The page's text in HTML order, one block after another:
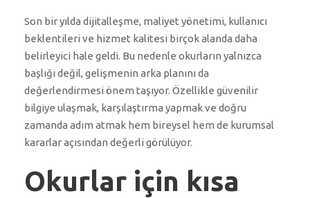
Son bir yılda dijitalleşme, maliyet yönetimi, kullanıcı
beklentileri ve hizmet kalitesi birçok alanda daha
belirleyici hale geldi. Bu nedenle okurların yalnızca
başlığı değil, gelişmenin arka planını da
değerlendirmesi önem taşıyor. Özellikle güvenilir
bilgiye ulaşmak, karşılaştırma yapmak ve doğru
zamanda adım atmak hem bireysel hem de kurumsal
kararlar açısından değerli görülüyor.
Okurlar için kısa